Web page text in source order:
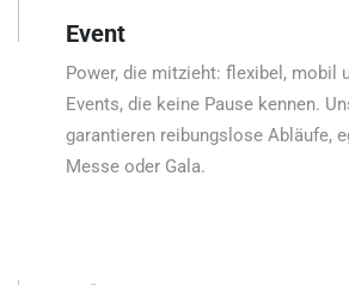
Event
Power, die mitzieht: flexibel, mobil
Events, die keine Pause kennen.
garantieren reibungslose Abläufe,
Messe oder Gala.